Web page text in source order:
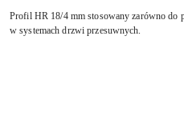
Profil HR 18/4 mm stosowany zarówno do
w systemach drzwi przesuwnych.